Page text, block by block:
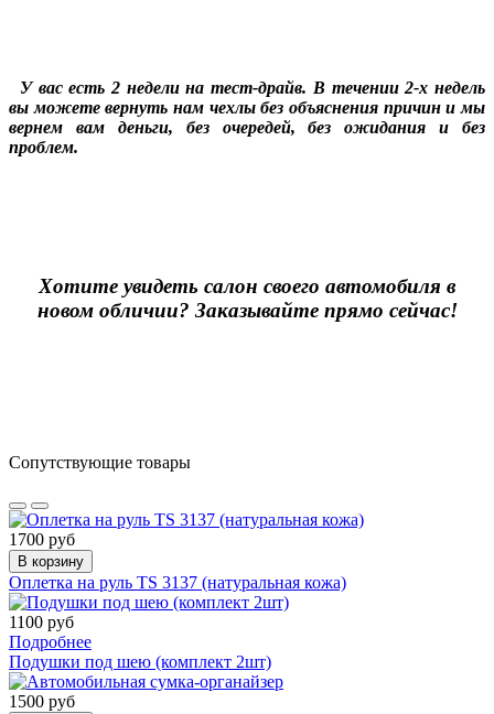
У вас есть 2 недели на тест-драйв. В течении 2-х недель
вы можете вернуть нам чехлы без объяснения причин и мы
вернем вам деньги, без очередей, без ожидания и без
проблем.
Хотите увидеть салон своего автомобиля в
новом обличии? Заказывайте прямо сейчас!
Сопутствующие товары
1700 руб
В корзину
Оплетка на руль TS 3137 (натуральная кожа)
1100 руб
Подробнее
Подушки под шею (комплект 2шт)
1500 руб